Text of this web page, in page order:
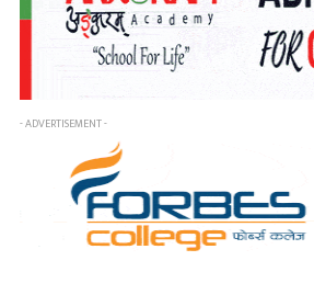
- ADVERTISEMENT -